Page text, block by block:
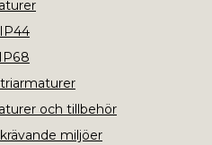
och tillbehör
miljöer